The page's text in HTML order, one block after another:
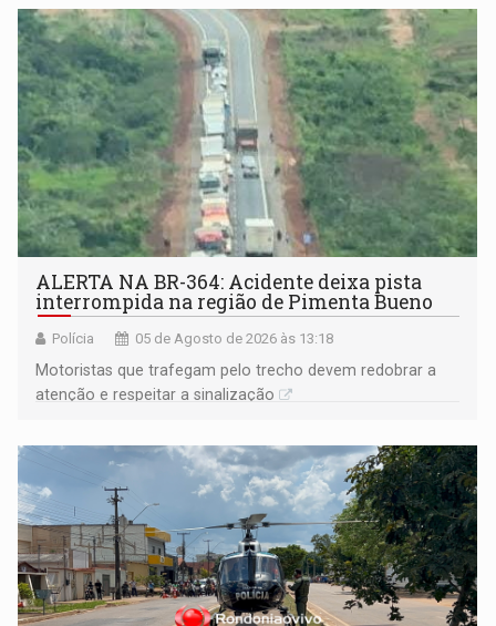
ALERTA NA BR-364: Acidente deixa pista
interrompida na região de Pimenta Bueno
Polícia 05 de Agosto de 2026 às 13:18
​Motoristas que trafegam pelo trecho devem redobrar a
atenção e respeitar a sinalização